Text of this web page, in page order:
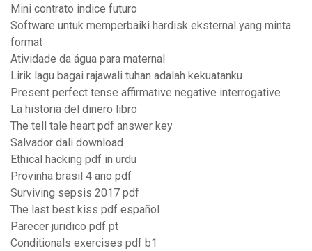
Mini contrato indice futuro
Software untuk memperbaiki hardisk eksternal yang minta
format
Atividade da água para maternal
Lirik lagu bagai rajawali tuhan adalah kekuatanku
Present perfect tense affirmative negative interrogative
La historia del dinero libro
The tell tale heart pdf answer key
Salvador dali download
Ethical hacking pdf in urdu
Provinha brasil 4 ano pdf
Surviving sepsis 2017 pdf
The last best kiss pdf español
Parecer juridico pdf pt
Conditionals exercises pdf b1